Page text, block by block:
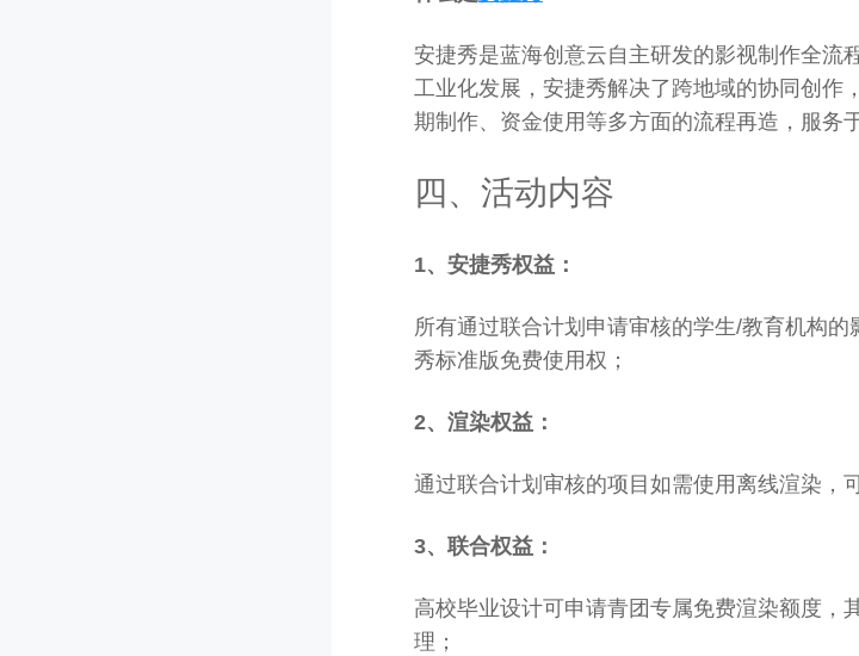
安捷秀是蓝海创意云自主研发的影视制作全流
工业化发展，安捷秀解决了跨地域的协同创作
期制作、资金使用等多方面的流程再造，服务
四、活动内容
1、 安捷秀权益 ：
所有通过联合计划申请审核的学生/教育机构
秀标准版免费使用权；
2、 渲染权益 ：
通过联合计划审核的项目如需使用离线渲染，
3、 联合权益 ：
高校毕业设计可申请青团专属免费渲染额度，
理；